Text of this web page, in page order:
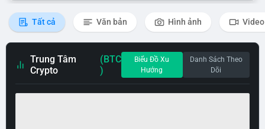
Tất cả Văn bản Hình ảnh Video
Trung Tâm
Crypto
(BTC
)
Biểu Đồ Xu
Hướng
Danh Sách Theo
Dõi